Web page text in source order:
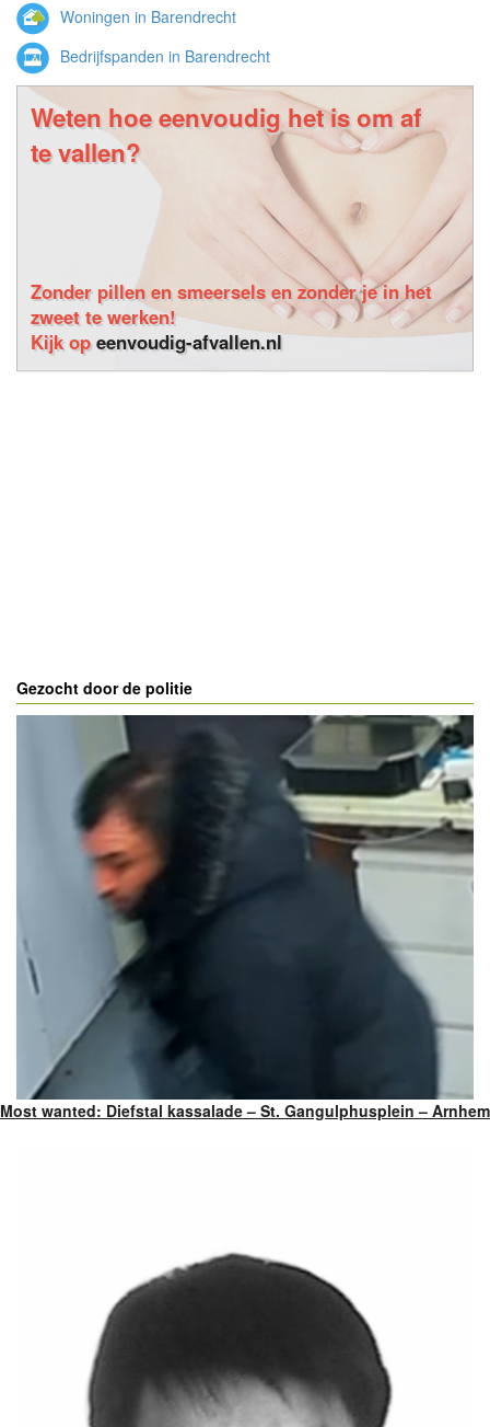
Woningen in Barendrecht
Bedrijfspanden in Barendrecht
Weten hoe eenvoudig het is om af
te vallen?
Zonder pillen en smeersels en zonder je in het
zweet te werken!
Kijk opeenvoudig-afvallen.nl
Gezocht door de politie
Most wanted: Diefstal kassalade – St. Gangulphusplein – Arnhem